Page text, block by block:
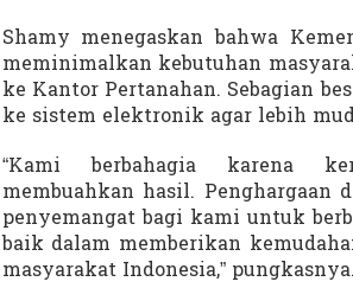
Shamy menegaskan bahwa
meminimalkan kebutuhan
ke Kantor Pertanahan. Sebagian
ke sistem elektronik agar lebih
“Kami berbahagia karena
membuahkan hasil. Penghargaan
penyemangat bagi kami untuk
baik dalam memberikan
masyarakat Indonesia,” pungkasnya.
Utah: Pelaku Senapan
Masih Buron
Di GLOBAL, SOROTAN | 12